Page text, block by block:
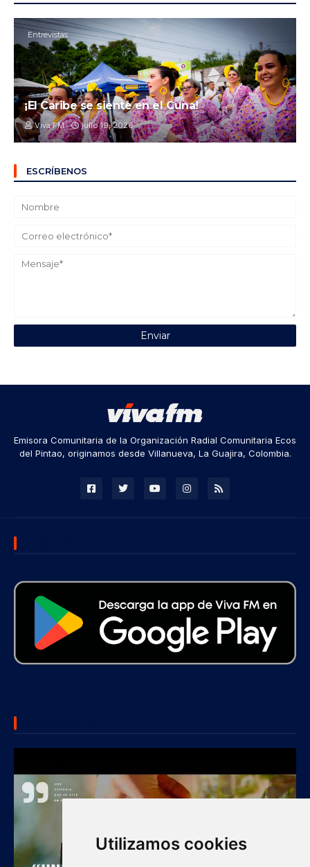
Utilizamos cookies
Entrevistas
¡El Caribe se siente en el Cuna!
Viva FM julio 19, 2026
ESCRÍBENOS
Emisora Comunitaria de la Organización Radial Comunitaria Ecos
del Pintao, originamos desde Villanueva, La Guajira, Colombia.